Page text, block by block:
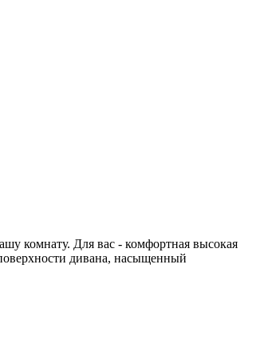
комнату. Для вас - комфортная высокая
дивана, насыщенный